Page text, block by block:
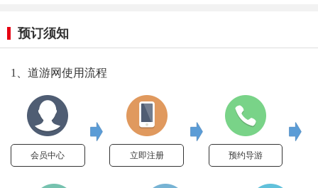
预订须知
1、道游网使用流程
会员中心 立即注册 预约导游